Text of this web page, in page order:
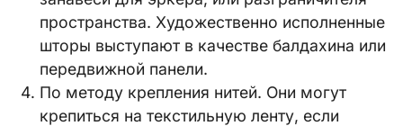
пространства. Художественно исполненные
шторы выступают в качестве балдахина или
передвижной панели.
По методу крепления нитей. Они могут
крепиться на текстильную ленту, если